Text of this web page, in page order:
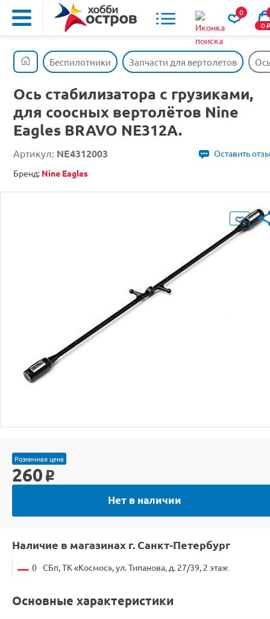
0
0o
Беспилотники Запчасти для вертолетов
Ось стабилизатора с грузиками,
для соосных вертолётов Nine
Eagles BRAVO NE312A.
Артикул: NE4312003
Оставить
Бренд: Nine Eagles
Розничная цена
260 o
Нет в наличии
Наличие в магазинах г. Санкт-Петербург
0 СБп, ТК «Космос», ул. Типанова, д. 27/39, 2 этаж
Основные характеристики